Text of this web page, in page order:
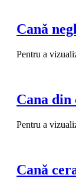
Canǎ
Pentru a
Cana din
Pentru a
Cană